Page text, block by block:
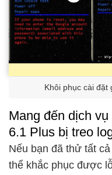
Khôi phục cài đặt
Mang đến dịch
6.1 Plus bị treo
Nếu bạn đã thử tất
thể khắc phục được